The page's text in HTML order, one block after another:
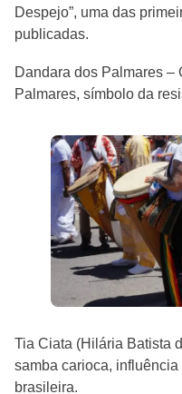
Despejo”, uma das
publicadas.
Dandara dos Palmares –
Palmares, símbolo da
Tia Ciata (Hilária Batista
samba carioca,
brasileira.